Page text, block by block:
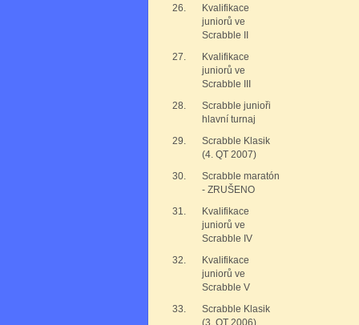
26.
Kvalifikace
juniorů ve
Scrabble II
27.
Kvalifikace
juniorů ve
Scrabble III
28.
Scrabble junioři
hlavní turnaj
29.
Scrabble Klasik
(4. QT 2007)
30.
Scrabble maratón
- ZRUŠENO
31.
Kvalifikace
juniorů ve
Scrabble IV
32.
Kvalifikace
juniorů ve
Scrabble V
33.
Scrabble Klasik
(3. QT 2006)